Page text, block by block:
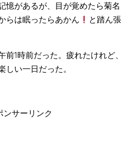
憶があるが、目が覚めたら菊名
らは眠ったらあかん
と踏ん張
1時前だった。疲れたけれど、
しい一日だった。
ンサーリンク